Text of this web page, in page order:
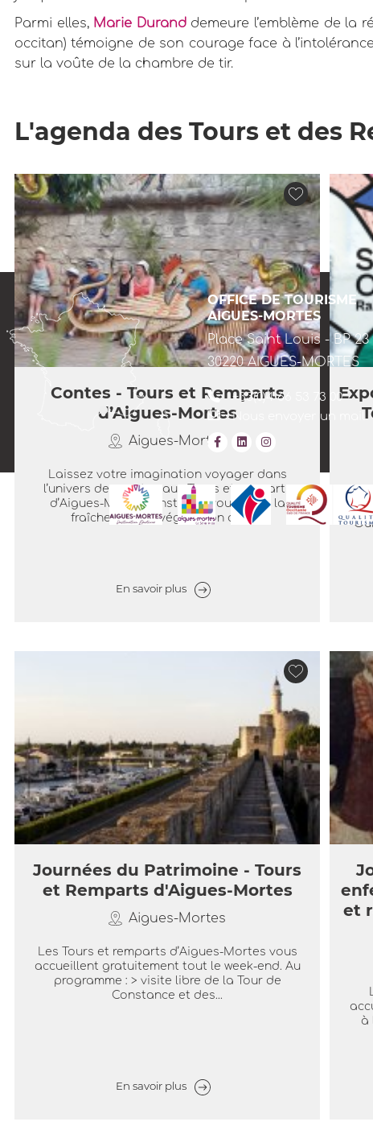
Parmi elles, Marie Duranddemeure l’emblème de la
occitan) témoigne de son courage face à
sur la voûte de la chambre de tir.
L'agenda des Tours et des
Contes - Tours et Remparts
d’Aigues-Mortes
Aigues-Mortes
Laissez votre imagination voyager dans
l’univers des contes aux Tours et remparts
d’Aigues-Mortes ! Installez-vous dans la
fraîcheur de la végétation de la...
En savoir plus
Du
Journées du Patrimoine - Tours
et Remparts d'Aigues-Mortes
Aigues-Mortes
Les Tours et remparts d’Aigues-Mortes vous
accueillent gratuitement tout le week-end. Au
programme : > visite libre de la Tour de
Constance et des...
En savoir plus
et
à
OFFICE DE TOURISME
AIGUES-MORTES
Place Saint Louis - BP 23
30220 AIGUES-MORTES
+33(0)4 66 53 73 00
Nous envoyer un mail